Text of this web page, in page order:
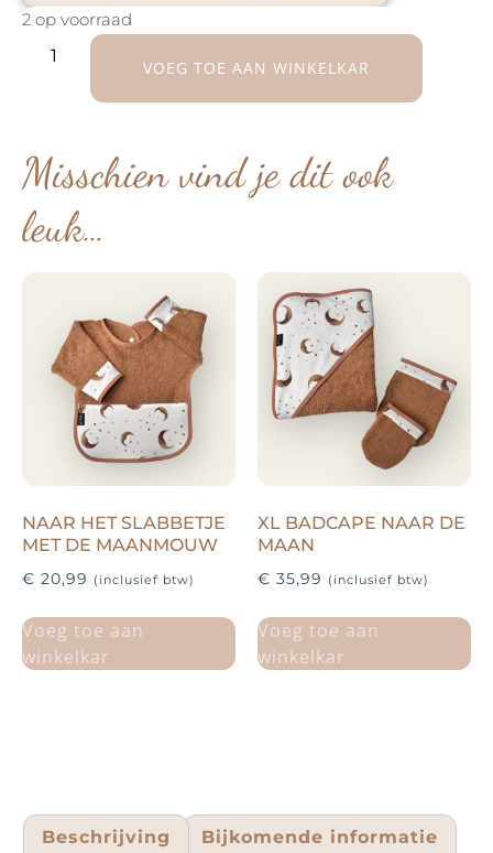
2 op voorraad
VOEG TOE AAN WINKELKAR
Misschien vind je dit ook
leuk…
NAAR HET SLABBETJE
MET DE MAANMOUW
€ 20,99 (inclusief btw)
Voeg toe aan
winkelkar
XL BADCAPE NAAR DE
MAAN
€ 35,99 (inclusief btw)
Voeg toe aan
winkelkar
Beschrijving Bijkomende informatie